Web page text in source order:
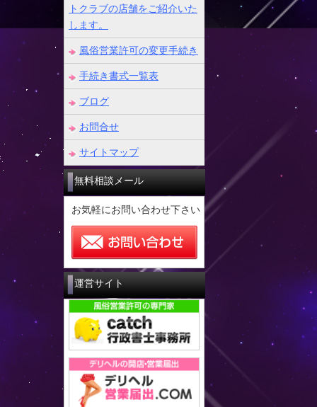
トクラブの店舗をご紹介いた
します。
風俗営業許可の変更手続き
手続き書式一覧表
ブログ
お問合せ
サイトマップ
無料相談メール
お気軽にお問い合わせ下さい
運営サイト